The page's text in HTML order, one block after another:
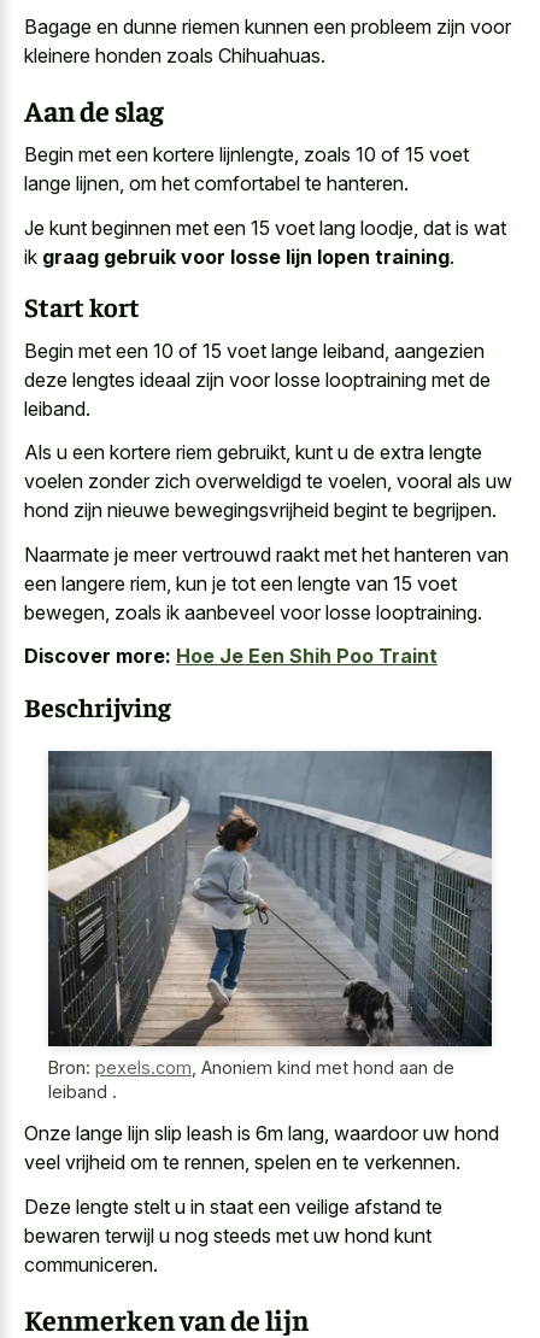
Bagage en dunne riemen kunnen een probleem zijn voor
kleinere honden zoals Chihuahuas.
Aan de slag
Begin met een kortere lijnlengte, zoals 10 of 15 voet
lange lijnen, om het comfortabel te hanteren.
Je kunt beginnen met een 15 voet lang loodje, dat is wat
ik graag gebruik voor losse lijn lopen training.
Start kort
Begin met een 10 of 15 voet lange leiband, aangezien
deze lengtes ideaal zijn voor losse looptraining met de
leiband.
Als u een kortere riem gebruikt, kunt u de extra lengte
voelen zonder zich overweldigd te voelen, vooral als uw
hond zijn nieuwe bewegingsvrijheid begint te begrijpen.
Naarmate je meer vertrouwd raakt met het hanteren van
een langere riem, kun je tot een lengte van 15 voet
bewegen, zoals ik aanbeveel voor losse looptraining.
Discover more: Hoe Je Een Shih Poo Traint
Beschrijving
Bron: pexels.com Anoniem kind met hond aan de
leiband .
Onze lange lijn slip leash is 6m lang, waardoor uw hond
veel vrijheid om te rennen, spelen en te verkennen.
Deze lengte stelt u in staat een veilige afstand te
bewaren terwijl u nog steeds met uw hond kunt
communiceren.
Kenmerken van de lijn